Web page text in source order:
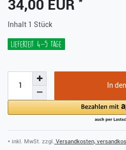
34,00 EUR
Inhalt 1 Stück
Lieferzeit 4-5 Tage
In
* inkl. MwSt. zzgl. Versandkosten,